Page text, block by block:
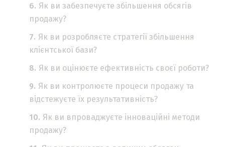
Як ви забезпечуєте збільшення обсягів
продажу?
Як ви розробляєте стратегії збільшення
клієнтської бази?
Як ви оцінюєте ефективність своєї роботи?
Як ви контролюєте процеси продажу та
відстежуєте їх результативність?
Як ви впроваджуєте інноваційні методи
продажу?